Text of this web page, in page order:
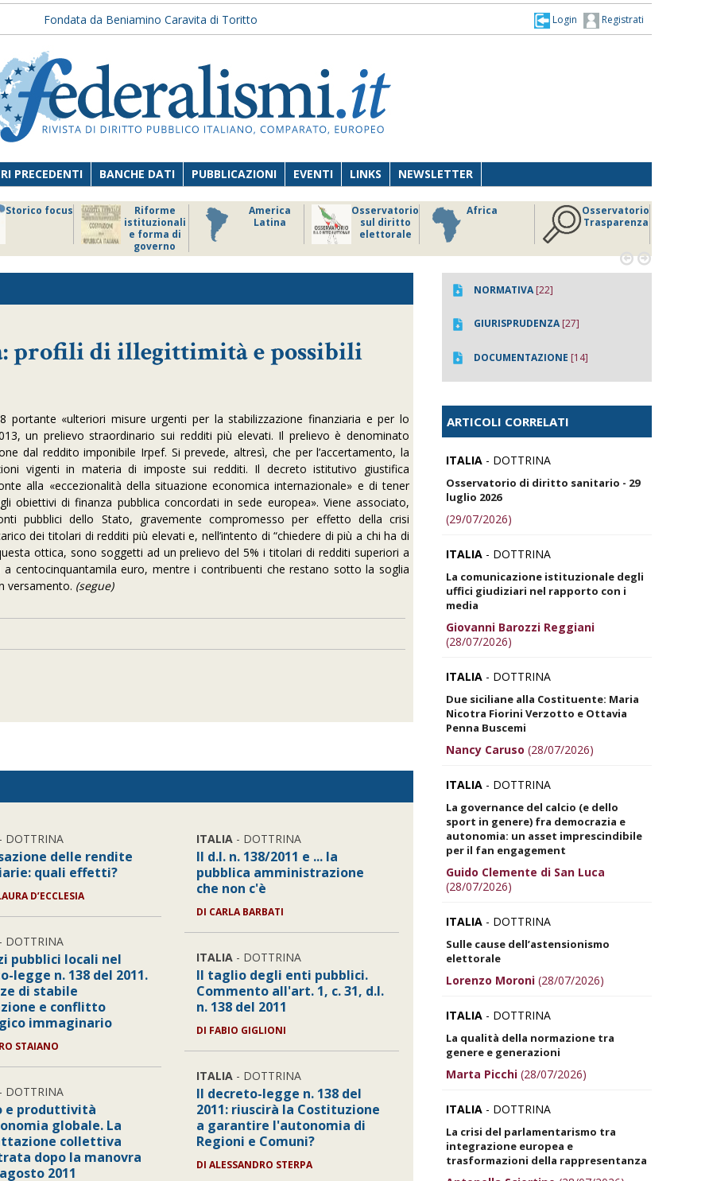
Fondata da Beniamino Caravita di Toritto Registrati
Login
PRECEDENTI BANCHE DATI PUBBLICAZIONI EVENTI LINKS NEWSLETTER
Storico focus
Riforme
istituzionali
e forma di
governo
America
Latina
Osservatorio
sul diritto
elettorale
Africa
Osservatorio
Trasparenza
 
profili di illegittimità e possibili
portante «ulteriori misure urgenti per la stabilizzazione finanziaria e per lo
un prelievo straordinario sui redditi più elevati. Il prelievo è denominato
dal reddito imponibile Irpef. Si prevede, altresì, che per l’accertamento, la
vigenti in materia di imposte sui redditi. Il decreto istitutivo giustifica
alla «eccezionalità della situazione economica internazionale» e di tener
obiettivi di finanza pubblica concordati in sede europea». Viene associato,
pubblici dello Stato, gravemente compromesso per effetto della crisi
dei titolari di redditi più elevati e, nell’intento di “chiedere di più a chi ha di
ottica, sono soggetti ad un prelievo del 5% i titolari di redditi superiori a
centocinquantamila euro, mentre i contribuenti che restano sotto la soglia
versamento. (segue)
- DOTTRINA
delle rendite
quali effetti?
D’ECCLESIA
- DOTTRINA
pubblici locali nel
legge n. 138 del 2011.
di stabile
e conflitto
immaginario
STAIANO
- DOTTRINA
e produttività
globale. La
collettiva
dopo la manovra
2011
ITALIA- DOTTRINA
Il d.l. n. 138/2011 e ... la
pubblica amministrazione
che non c'è
DI CARLA BARBATI
ITALIA- DOTTRINA
Il taglio degli enti pubblici.
Commento all'art. 1, c. 31, d.l.
n. 138 del 2011
DI FABIO GIGLIONI
ITALIA- DOTTRINA
Il decreto-legge n. 138 del
2011: riuscirà la Costituzione
a garantire l'autonomia di
Regioni e Comuni?
DI ALESSANDRO STERPA
NORMATIVA[22]
GIURISPRUDENZA[27]
DOCUMENTAZIONE [14]
ARTICOLI CORRELATI
ITALIA - DOTTRINA
Osservatorio di diritto sanitario - 29
luglio 2026
(29/07/2026)
ITALIA - DOTTRINA
La comunicazione istituzionale degli
uffici giudiziari nel rapporto con i
media
Giovanni Barozzi Reggiani
(28/07/2026)
ITALIA - DOTTRINA
Due siciliane alla Costituente: Maria
Nicotra Fiorini Verzotto e Ottavia
Penna Buscemi
Nancy Caruso (28/07/2026)
ITALIA - DOTTRINA
La governance del calcio (e dello
sport in genere) fra democrazia e
autonomia: un asset imprescindibile
per il fan engagement
Guido Clemente di San Luca
(28/07/2026)
ITALIA - DOTTRINA
Sulle cause dell’astensionismo
elettorale
Lorenzo Moroni (28/07/2026)
ITALIA - DOTTRINA
La qualità della normazione tra
genere e generazioni
Marta Picchi (28/07/2026)
ITALIA - DOTTRINA
La crisi del parlamentarismo tra
integrazione europea e
trasformazioni della rappresentanza